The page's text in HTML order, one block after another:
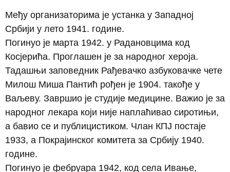
Међу организаторима је устанка у Западној
Србији у лето 1941. године.
Погинуо је марта 1942. у Радановцима код
Косјерића. Проглашен је за народног хероја.
Тадашњи заповедник Рађевачко азбуковачке чете
Милош Миша Пантић рођен је 1904. такође у
Ваљеву. Завршио је студије медицине. Важио је за
народног лекара који није наплаћивао сиротињи,
а бавио се и публицистиком. Члан КПЈ постаје
1933, а Покрајинског комитета за Србију 1940.
године.
Погинуо је фебруара 1942, код села Ивање,